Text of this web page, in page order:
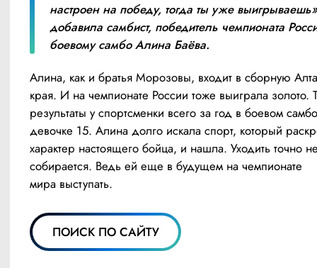
настроен на победу, тогда ты уже
добавила самбист, победитель чемпионата
боевому самбо Алина Баёва.
Алина, как и братья Морозовы, входит в сборную
края. И на чемпионате России тоже выиграла золото.
результаты у спортсменки всего за год в боевом
девочке 15. Алина долго искала спорт, который
характер настоящего бойца, и нашла. Уходить точно
собирается. Ведь ей еще в будущем на чемпионате
мира выступать.
ПОИСК ПО САЙТУ